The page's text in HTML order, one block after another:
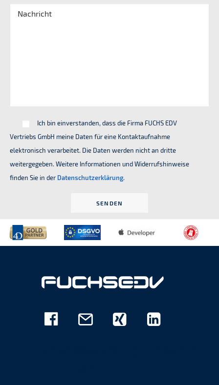
leer.
Ich bin einverstanden, dass die Firma FUCHS EDV
Vertriebs GmbH meine Daten für eine Kontaktaufnahme
elektronisch verarbeitet. Die Daten werden nicht an dritte
weitergegeben. Weitere Informationen und Widerrufshinweise
finden Sie in der Datenschutzerklärung.